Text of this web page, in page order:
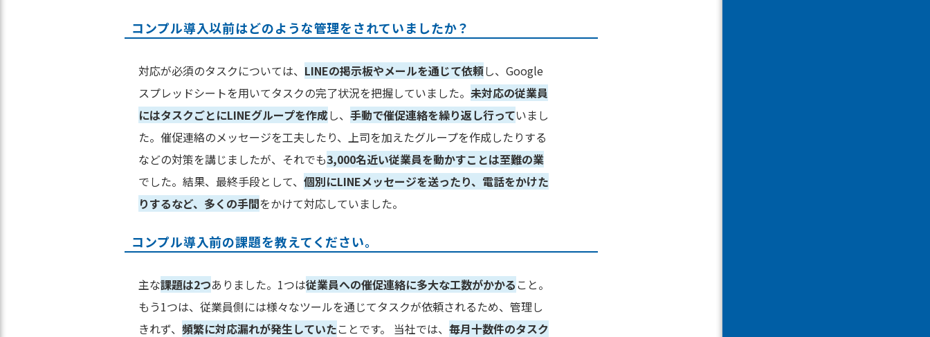
コンプル導入以前はどのような管理をされていましたか？
対応が必須のタスクについては、 LINEの掲示板やメールを通じて依頼し、Google
スプレッドシートを用いてタスクの完了状況を把握していました。 未対応の従業員
にはタスクごとにLINEグループを作成し、 手動で催促連絡を繰り返し行っていまし
た。催促連絡のメッセージを工夫したり、上司を加えたグループを作成したりする
などの対策を講じましたが、それでも3,000名近い従業員を動かすことは至難の業
でした。結果、最終手段として、 個別にLINEメッセージを送ったり、電話をかけた
りするなど、多くの手間をかけて対応していました。
コンプル導入前の課題を教えてください。
主な課題は2つありました。1つは従業員への催促連絡に多大な工数がかかる こと。
もう1つは、従業員側には様々なツールを通じてタスクが依頼されるため、管理し
きれず、 頻繁に対応漏れが発生していたことです。 当社では、 毎月十数件のタスク